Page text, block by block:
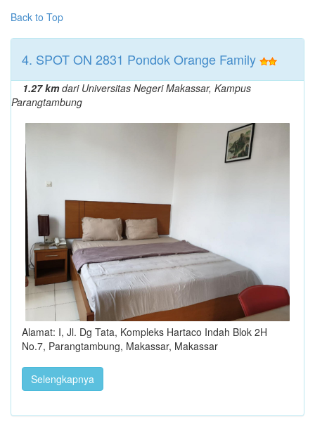
Back to Top
4. SPOT ON 2831 Pondok Orange Family
1.27 kmdari Universitas Negeri Makassar, Kampus
Parangtambung
Alamat: I, Jl. Dg Tata, Kompleks Hartaco Indah Blok 2H
No.7, Parangtambung, Makassar, Makassar
Selengkapnya